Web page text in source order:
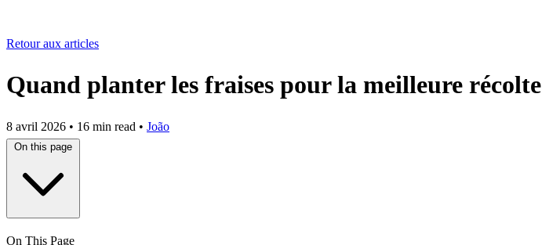
Retour aux articles
Quand planter les fraises pour la meilleure récolte
8 avril 2026 • 16 min read • João
On this page
On This Page